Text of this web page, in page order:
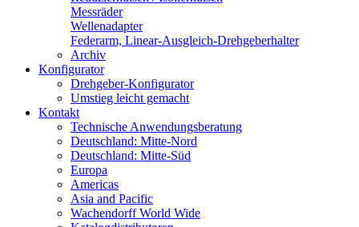
Messräder
Wellenadapter
Federarm, Linear-Ausgleich-Drehgeberhalter
Archiv
Konfigurator
Drehgeber-Konfigurator
Umstieg leicht gemacht
Kontakt
Technische Anwendungsberatung
Deutschland: Mitte-Nord
Deutschland: Mitte-Süd
Europa
Americas
Asia and Pacific
Wachendorff World Wide